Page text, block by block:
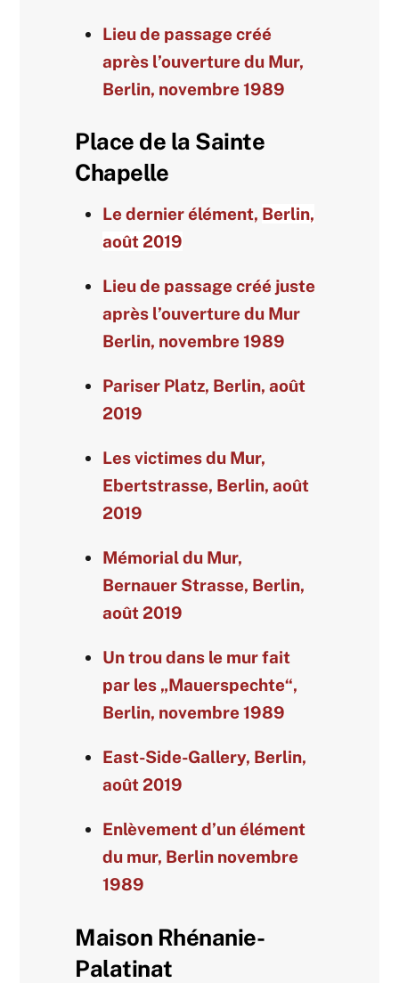
Lieu de passage créé
après l’ouverture du Mur,
Berlin, novembre 1989
Place de la Sainte
Chapelle
Le dernier élément, Berlin,
août 2019
Lieu de passage créé juste
après l’ouverture du Mur
Berlin, novembre 1989
Pariser Platz, Berlin, août
2019
Les victimes du Mur,
Ebertstrasse, Berlin, août
2019
Mémorial du Mur,
Bernauer Strasse, Berlin,
août 2019
Un trou dans le mur fait
par les „Mauerspechte“,
Berlin, novembre 1989
East-Side-Gallery, Berlin,
août 2019
Enlèvement d’un élément
du mur, Berlin novembre
1989
Maison Rhénanie-
Palatinat